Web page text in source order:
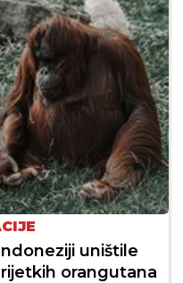
uništile
orangutana